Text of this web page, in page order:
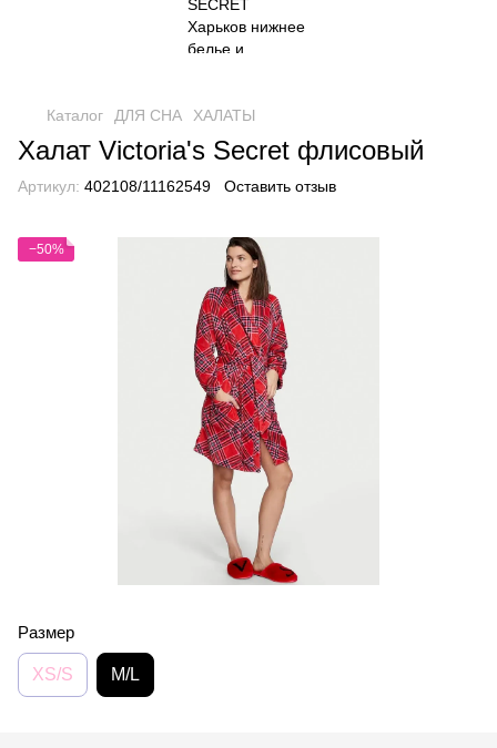
Каталог ДЛЯ СНА ХАЛАТЫ
Халат Victoria's Secret флисовый
Артикул: 402108/11162549 Оставить отзыв
−50%
Размер
XS/S M/L